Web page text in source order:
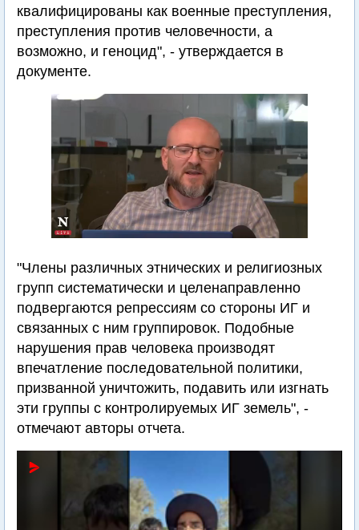
квалифицированы как военные преступления,
преступления против человечности, а
возможно, и геноцид", - утверждается в
документе.
"Члены различных этнических и религиозных
групп систематически и целенаправленно
подвергаются репрессиям со стороны ИГ и
связанных с ним группировок. Подобные
нарушения прав человека производят
впечатление последовательной политики,
призванной уничтожить, подавить или изгнать
эти группы с контролируемых ИГ земель", -
отмечают авторы отчета.